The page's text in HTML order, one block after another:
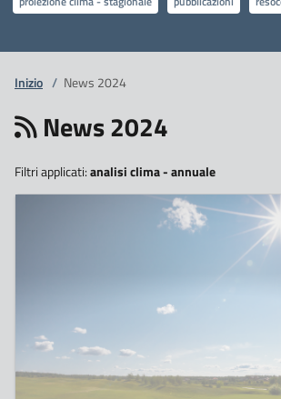
Inizio / News 2024
News 2024
Filtri applicati:analisi clima - annuale